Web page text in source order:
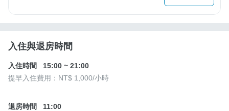
入住與退房時間
入住時間 15:00 ~ 21:00
提早入住費用： NT$ 1,000/小時
退房時間
11:00